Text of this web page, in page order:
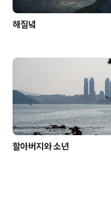
해질녘
할아버지와 소년